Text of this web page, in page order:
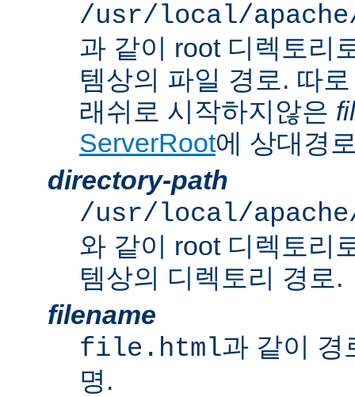
/usr/local/
과 같이 root 디렉토리
템상의 파일 경로. 따
래쉬로 시작하지않은
ServerRoot에 상대경
directory-path
/usr/local/
와 같이 root 디렉토리
템상의 디렉토리 경로.
filename
file.html과 같이 경
명.